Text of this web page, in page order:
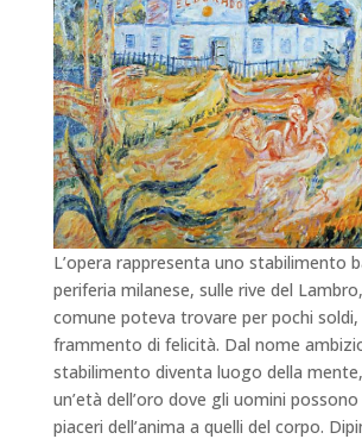
L’opera rappresenta uno stabilimento
periferia milanese, sulle rive del
comune poteva trovare per pochi soldi,
frammento di felicità. Dal nome
stabilimento diventa luogo della
un’età dell’oro dove gli uomini
piaceri dell’anima a quelli del corpo.